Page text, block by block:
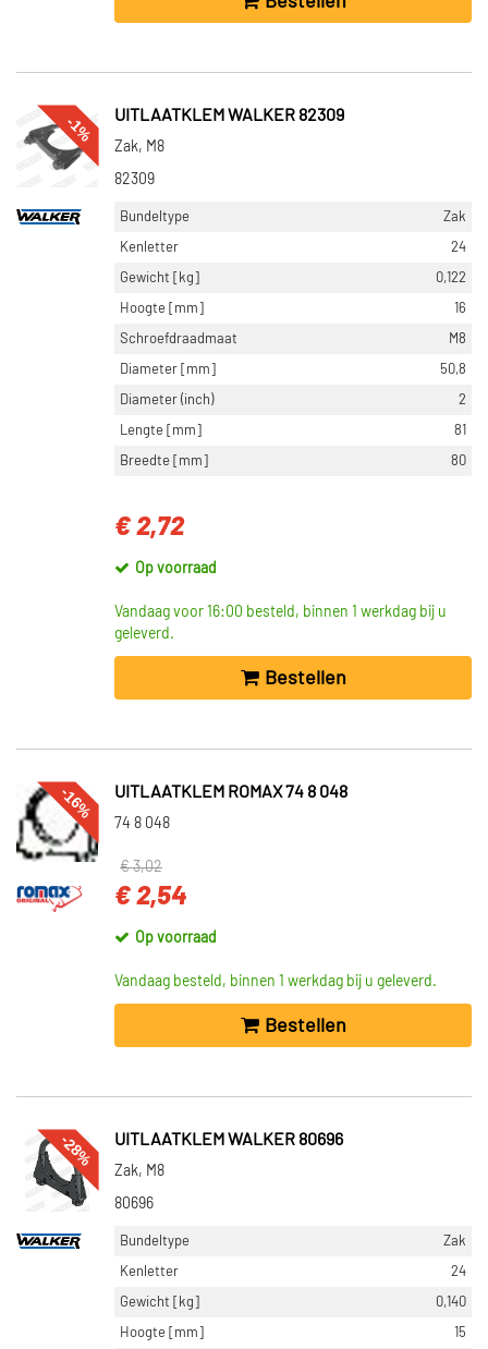
-1% UITLAATKLEM WALKER 82309
Zak, M8
82309
Bundeltype
Zak
Kenletter
24
Gewicht [kg]
0,122
Hoogte [mm]
16
Schroefdraadmaat
M8
Diameter [mm]
50,8
Diameter (inch)
2
Lengte [mm]
81
Breedte [mm]
80
€ 2,72
Op voorraad
Vandaag voor 16:00 besteld, binnen 1 werkdag bij u
geleverd.
Bestellen
-16% UITLAATKLEM ROMAX 74 8 048
74 8 048
€ 3,02
€ 2,54
Op voorraad
Vandaag besteld, binnen 1 werkdag bij u geleverd.
Bestellen
-28% UITLAATKLEM WALKER 80696
Zak, M8
80696
Bundeltype
Zak
Kenletter
24
Gewicht [kg]
0,140
Hoogte [mm]
15